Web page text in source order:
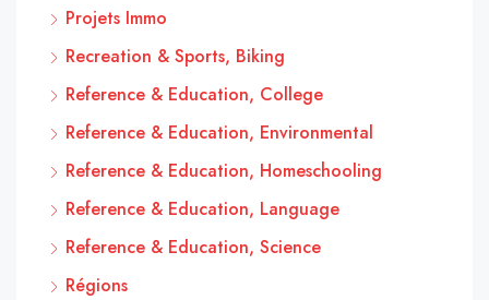
Projets Immo
Recreation & Sports, Biking
Reference & Education, College
Reference & Education, Environmental
Reference & Education, Homeschooling
Reference & Education, Language
Reference & Education, Science
Régions